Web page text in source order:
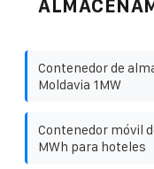
Contenedor de
Moldavia 1MW
Contenedor móvil
MWh para hoteles